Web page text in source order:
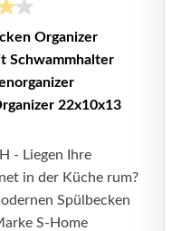
Organizer
Schwammhalter
22x10x13
- Liegen Ihre
in der Küche rum?
Spülbecken
S-Home